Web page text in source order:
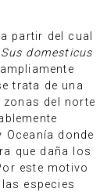
partir del cual
Sus domesticus
trata de una
del norte
donde
que daña los
este motivo
especies